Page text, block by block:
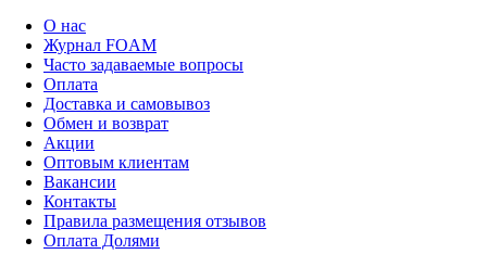
О нас
Журнал FOAM
Часто задаваемые вопросы
Оплата
Доставка и самовывоз
Обмен и возврат
Акции
Оптовым клиентам
Вакансии
Контакты
Правила размещения отзывов
Оплата Долями